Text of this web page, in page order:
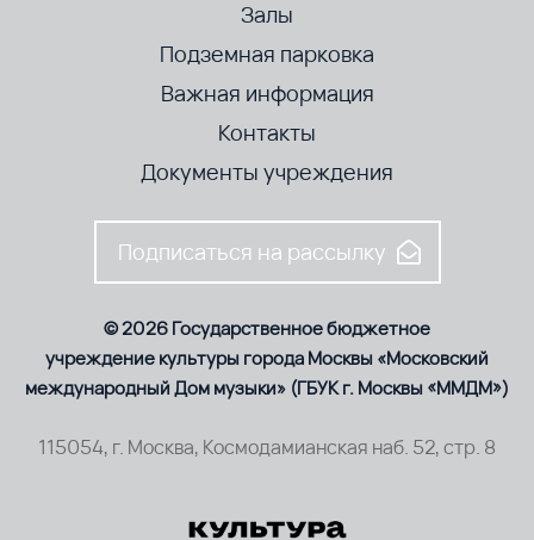
Залы
Подземная парковка
Важная информация
Контакты
Документы учреждения
Подписаться на рассылку
© 2026 Государственное бюджетное
учреждение культуры города Москвы «Московский
международный Дом музыки» (ГБУК г. Москвы «ММДМ»)
115054, г. Москва, Космодамианская наб. 52, стр. 8